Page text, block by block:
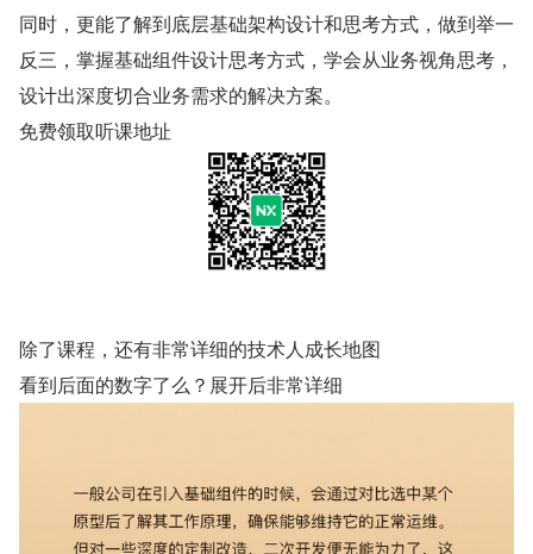
同时，更能了解到底层基础架构设计和思考方式，做到举一
反三，掌握基础组件设计思考方式，学会从业务视角思考，
设计出深度切合业务需求的解决方案。
免费领取听课地址
除了课程，还有非常详细的技术人成长地图
看到后面的数字了么？展开后非常详细